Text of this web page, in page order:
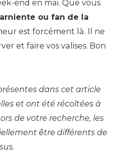
end en mai. Que vous
ou fan de la
est forcément là. Il ne
et faire vos valises. Bon
dans cet article
et ont été récoltées à
de votre recherche, les
être différents de